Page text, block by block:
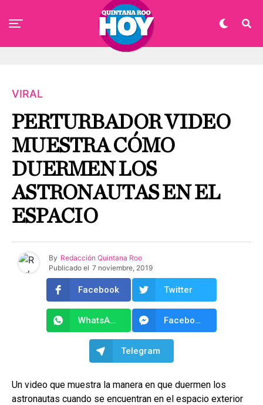
VIRAL
PERTURBADOR VIDEO
MUESTRA CÓMO
DUERMEN LOS
ASTRONAUTAS EN EL
ESPACIO
By Redacción Quintana Roo
Publicado el 7 noviembre, 2019
Facebook Twitter
WhatsApp Facebook Messenger
Telegram
Un video que muestra la manera en que duermen los
astronautas cuando se encuentran en el espacio exterior